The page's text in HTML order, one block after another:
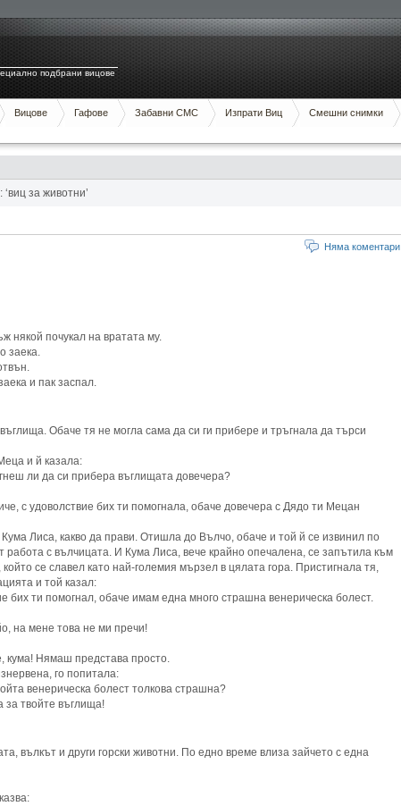
подбрани вицове
Вицове Гафове Забавни СМС Изпрати Виц Смешни снимки
за животни’
Няма коментари
някой почукал на вратата му.
заека.
и пак заспал.
Обаче тя не могла сама да си ги прибере и тръгнала да търси
и й казала:
ли да си прибера въглищата довечера?
с удоволствие бих ти помогнала, обаче довечера с Дядо ти Мецан
Лиса, какво да прави. Отишла до Вълчо, обаче и той й се извинил по
работа с вълчицата. И Кума Лиса, вече крайно опечалена, се запътила към
се славел като най-големия мързел в цялата гора. Пристигнала тя,
и той казал:
бих ти помогнал, обаче имам една много страшна венерическа болест.
на мене това не ми пречи!
кума! Нямаш представа просто.
го попитала:
венерическа болест толкова страшна?
твойте въглища!
вълкът и други горски животни. По едно време влиза зайчето с една